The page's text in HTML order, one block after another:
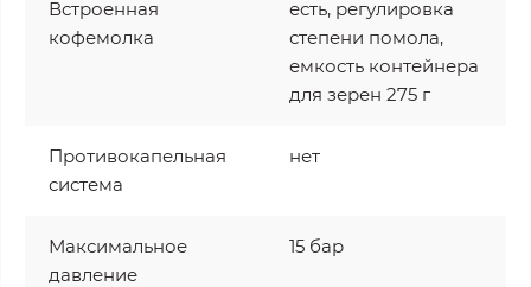
Встроенная
кофемолка
есть, регулировка
степени помола,
емкость контейнера
для зерен 275 г
Противокапельная
система
нет
Максимальное
давление
15 бар